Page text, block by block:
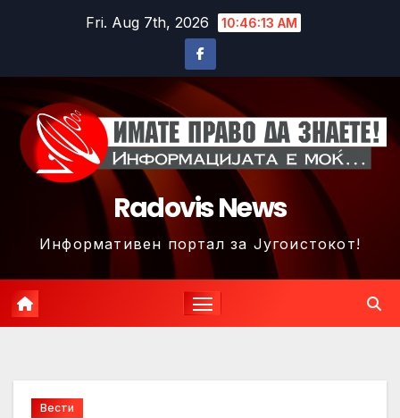
Fri. Aug 7th, 2026 10:46:15 AM
Radovis News
Информативен портал за Југоистокот!
Вести